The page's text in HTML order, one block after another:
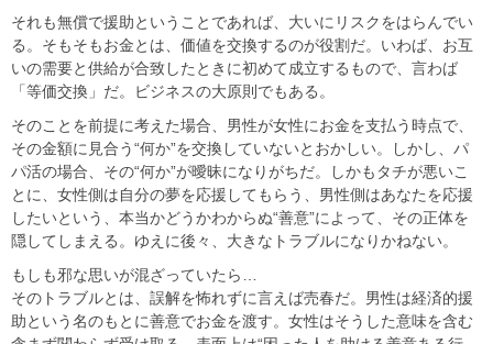
それも無償で援助ということであれば、大いにリスクをはらんでい
る。そもそもお金とは、価値を交換するのが役割だ。いわば、お互
いの需要と供給が合致したときに初めて成立するもので、言わば
「等価交換」だ。ビジネスの大原則でもある。
そのことを前提に考えた場合、男性が女性にお金を支払う時点で、
その金額に見合う“何か”を交換していないとおかしい。しかし、パ
パ活の場合、その“何か”が曖昧になりがちだ。しかもタチが悪いこ
とに、女性側は自分の夢を応援してもらう、男性側はあなたを応援
したいという、本当かどうかわからぬ“善意”によって、その正体を
隠してしまえる。ゆえに後々、大きなトラブルになりかねない。
もしも邪な思いが混ざっていたら…
そのトラブルとは、誤解を怖れずに言えば売春だ。男性は経済的援
助という名のもとに善意でお金を渡す。女性はそうした意味を含む